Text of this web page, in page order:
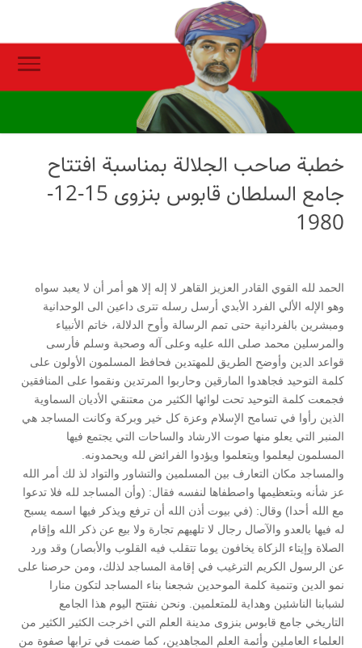
خطبة صاحب الجلالة بمناسبة افتتاح
جامع السلطان قابوس بنزوى 15-12-
1980
الحمد لله القوي القادر العزيز القاهر لا إله إلا هو أمر أن لا يعبد سواه
وهو الإله الألي الفرد الأبدي أرسل رسله تترى داعين الى الوحدانية
ومبشرين بالفردانية حتى تمم الرسالة وأوح الدلالة، خاتم الأنبياء
والمرسلين محمد صلى الله عليه وعلى آله وصحبة وسلم فأرسى
قواعد الدين وأوضح الطريق للمهتدين فحافظ المسلمون الأولون على
كلمة التوحيد فجاهدوا المارقين وحاربوا المرتدين ونقموا على المنافقين
فجمعت كلمة التوحيد تحت لوائها الكثير من معتنقي الأديان السماوية
الذين رأوا في تسامح الإسلام وعزة كل خير وبركة وكانت المساجد هي
المنبر التي يعلو منها صوت الارشاد والساحات التي يجتمع فيها
المسلمون ليعلموا ويتعلموا ويؤدوا الفرائض لله ويحمدونه.
والمساجد مكان التعارف بين المسلمين والتشاور والتواد لذ لك أمر الله
عز شأنه وبتعظيمها واصطفاها لنفسه فقال: (وأن المساجد لله فلا تدعوا
مع الله أحدا) وقال: (في بيوت أذن الله أن ترفع ويذكر فيها اسمه يسبح
له فيها بالعدو والآصال رجال لا تلهيهم تجارة ولا بيع عن ذكر الله وإقام
الصلاة وإيتاء الزكاة يخافون يوما تتقلب فيه القلوب والأبصار) وقد ورد
عن الرسول الكريم الترغيب في إقامة المساجد لذلك، ومن حرصنا على
نمو الدين وتنمية كلمة الموحدين شجعنا بناء المساجد لتكون منارا
لشبابنا الناشئين وهداية للمتعلمين. ونحن نفتتح اليوم هذا الجامع
التاريخي جامع قابوس بنزوى مدينة العلم التي اخرجت الكثير الكثير من
العلماء العاملين وأئمة العلم المجاهدين، كما ضمت في ترابها صفوة من